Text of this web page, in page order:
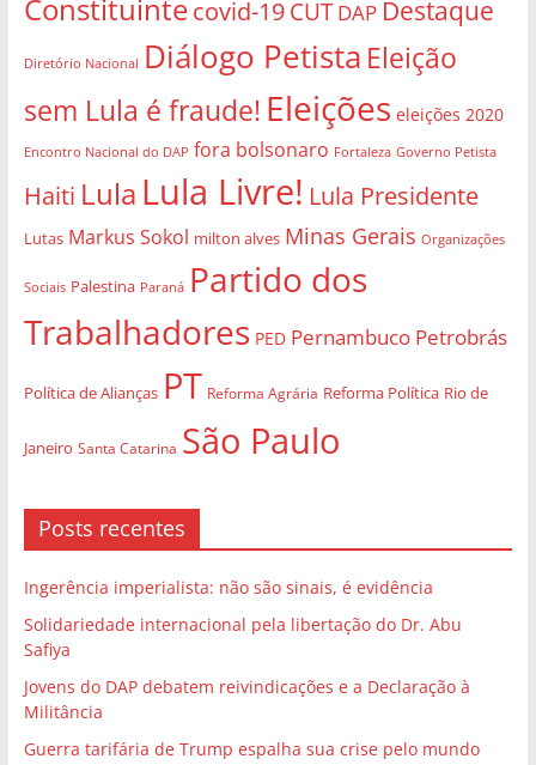
Constituintecovid-19CUT DAP Destaque
Diretório Nacional Diálogo Petista Eleição
sem Lula é fraude! Eleições eleições 2020
Encontro Nacional do DAP fora bolsonaro Fortaleza Governo Petista
Haiti Lula Lula Livre! Lula Presidente
Lutas Markus Sokol milton alves Minas Gerais Organizações
Sociais Palestina Paraná Partido dos
Trabalhadores PED Pernambuco Petrobrás
Política de Alianças PT Reforma Agrária Reforma Política Rio de
Janeiro Santa Catarina São Paulo
Posts recentes
Ingerência imperialista: não são sinais, é evidência
Solidariedade internacional pela libertação do Dr. Abu
Safiya
Jovens do DAP debatem reivindicações e a Declaração à
Militância
Guerra tarifária de Trump espalha sua crise pelo mundo